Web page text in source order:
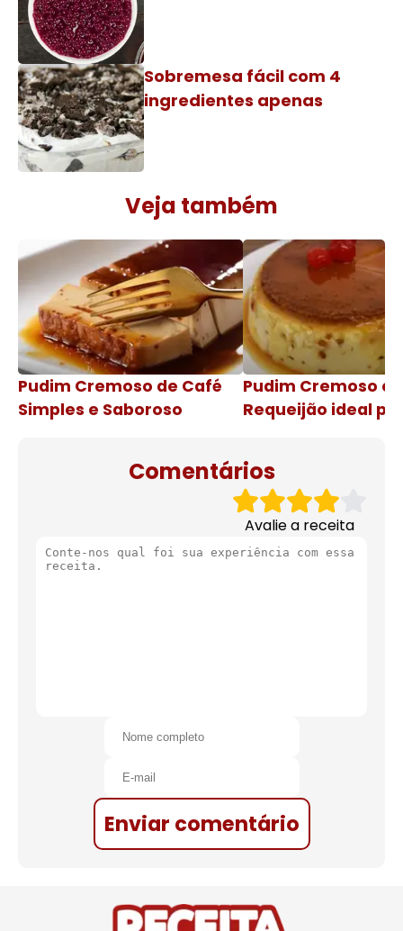
Sobremesa fácil com 4
ingredientes apenas
Veja também
Pudim Cremoso de Café
Simples e Saboroso
Pudim Cremoso
Requeijão ideal
Comentários
Avalie a receita
Enviar comentário